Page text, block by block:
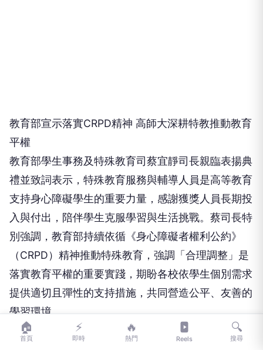
教育部宣示落實CRPD精神 高師大深耕特教推動教育
平權
教育部學生事務及特殊教育司蔡宜靜司長親臨表揚典
禮並致詞表示，特殊教育服務與輔導人員是高等教育
支持身心障礙學生的重要力量，感謝獲獎人員長期投
入與付出，陪伴學生克服學習與生活挑戰。蔡司長特
別強調，教育部持續依循《身心障礙者權利公約》
（CRPD）精神推動特殊教育，強調「合理調整」是
落實教育平權的重要實踐，期盼各校依學生個別需求
提供適切且彈性的支持措施，共同營造公平、友善的
學習環境。
🏠
首頁
⚡
即時
🔥
熱門 Reels
🔍
搜尋